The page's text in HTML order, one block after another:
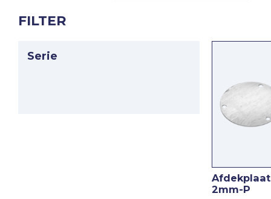
FILTER
Serie
Afdekplaat
2mm-P